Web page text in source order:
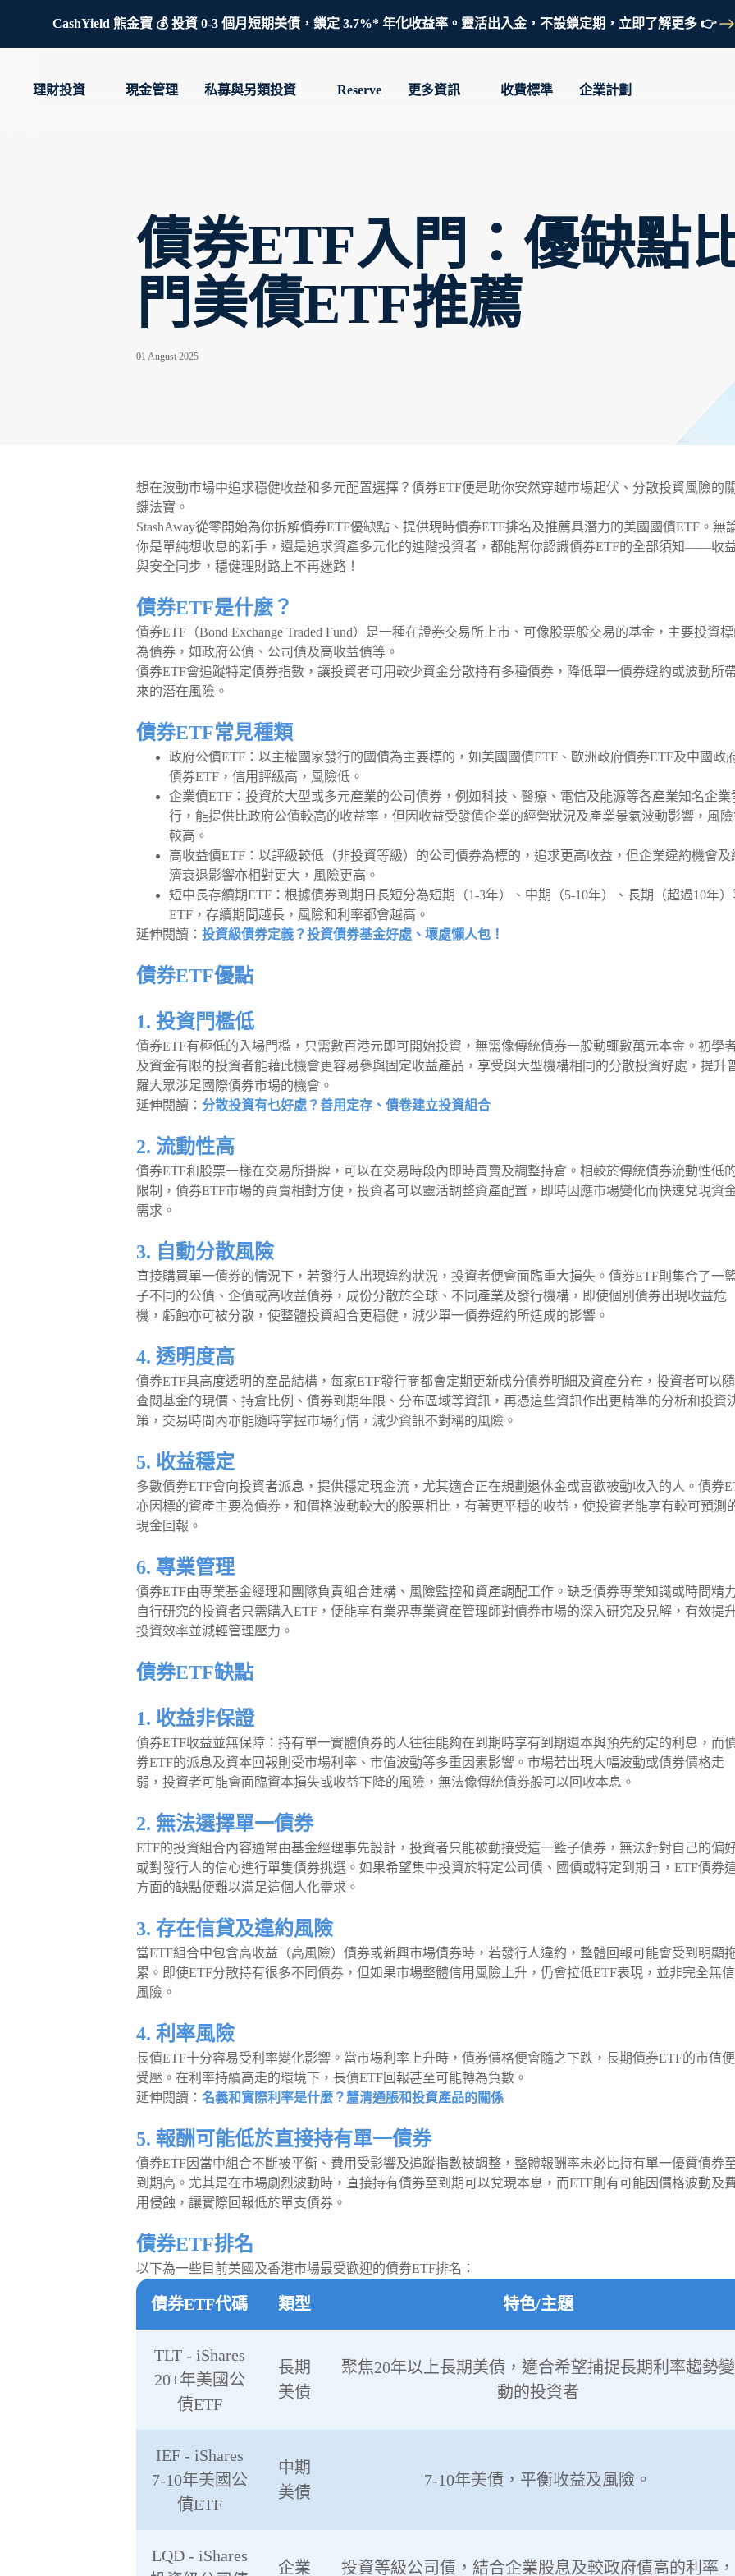
CashYield 熊金寶 💰 投資 0-3 個月短期美債，鎖定 3.7%* 年化收益率。靈活出入金，不設鎖定期，立即了解更多 👉
理財投資 現金管理 私募與另類投資 Reserve 更多資訊 收費標準 企業計劃
債券ETF入門：優缺點
門美債ETF推薦
01 August 2025
想在波動市場中追求穩健收益和多元配置選擇？債券ETF便是助你安然穿越市場起伏、分散投資風險的關
鍵法寶。
StashAway從零開始為你拆解債券ETF優缺點、提供現時債券ETF排名及推薦具潛力的美國國債ETF。無
你是單純想收息的新手，還是追求資產多元化的進階投資者，都能幫你認識債券ETF的全部須知——收
與安全同步，穩健理財路上不再迷路！
債券ETF是什麼？
債券ETF（Bond Exchange Traded Fund）是一種在證券交易所上市、可像股票般交易的基金，主要投資
為債券，如政府公債、公司債及高收益債等。
債券ETF會追蹤特定債券指數，讓投資者可用較少資金分散持有多種債券，降低單一債券違約或波動所
來的潛在風險。
債券ETF常見種類
政府公債ETF：以主權國家發行的國債為主要標的，如美國國債ETF、歐洲政府債券ETF及中國政
債券ETF，信用評級高，風險低。
企業債ETF：投資於大型或多元產業的公司債券，例如科技、醫療、電信及能源等各產業知名企業
行，能提供比政府公債較高的收益率，但因收益受發債企業的經營狀況及產業景氣波動影響，風
較高。
高收益債ETF：以評級較低（非投資等級）的公司債券為標的，追求更高收益，但企業違約機會及
濟衰退影響亦相對更大，風險更高。
短中長存續期ETF：根據債券到期日長短分為短期（1-3年）、中期（5-10年）、長期（超過10年）
ETF，存續期間越長，風險和利率都會越高。
延伸閱讀： 投資級債券定義？投資債券基金好處、壞處懶人包！
債券ETF優點
1. 投資門檻低
債券ETF有極低的入場門檻，只需數百港元即可開始投資，無需像傳統債券一般動輒數萬元本金。初學
及資金有限的投資者能藉此機會更容易參與固定收益產品，享受與大型機構相同的分散投資好處，提升
羅大眾涉足國際債券市場的機會。
延伸閱讀： 分散投資有乜好處？善用定存、債卷建立投資組合
2. 流動性高
債券ETF和股票一樣在交易所掛牌，可以在交易時段內即時買賣及調整持倉。相較於傳統債券流動性低
限制，債券ETF市場的買賣相對方便，投資者可以靈活調整資產配置，即時因應市場變化而快速兌現資
需求。
3. 自動分散風險
直接購買單一債券的情況下，若發行人出現違約狀況，投資者便會面臨重大損失。債券ETF則集合了一
子不同的公債、企債或高收益債券，成份分散於全球、不同產業及發行機構，即使個別債券出現收益危
機，虧蝕亦可被分散，使整體投資組合更穩健，減少單一債券違約所造成的影響。
4. 透明度高
債券ETF具高度透明的產品結構，每家ETF發行商都會定期更新成分債券明細及資產分布，投資者可以
查閱基金的現價、持倉比例、債券到期年限、分布區域等資訊，再憑這些資訊作出更精準的分析和投資
策，交易時間內亦能隨時掌握市場行情，減少資訊不對稱的風險。
5. 收益穩定
多數債券ETF會向投資者派息，提供穩定現金流，尤其適合正在規劃退休金或喜歡被動收入的人。債券
亦因標的資產主要為債券，和價格波動較大的股票相比，有著更平穩的收益，使投資者能享有較可預測
現金回報。
6. 專業管理
債券ETF由專業基金經理和團隊負責組合建構、風險監控和資產調配工作。缺乏債券專業知識或時間精
自行研究的投資者只需購入ETF，便能享有業界專業資產管理師對債券市場的深入研究及見解，有效提
投資效率並減輕管理壓力。
債券ETF缺點
1. 收益非保證
債券ETF收益並無保障：持有單一實體債券的人往往能夠在到期時享有到期還本與預先約定的利息，而
券ETF的派息及資本回報則受市場利率、市值波動等多重因素影響。市場若出現大幅波動或債券價格走
弱，投資者可能會面臨資本損失或收益下降的風險，無法像傳統債券般可以回收本息。
2. 無法選擇單一債券
ETF的投資組合內容通常由基金經理事先設計，投資者只能被動接受這一籃子債券，無法針對自己的偏
或對發行人的信心進行單隻債券挑選。如果希望集中投資於特定公司債、國債或特定到期日，ETF債券
方面的缺點便難以滿足這個人化需求。
3. 存在信貸及違約風險
當ETF組合中包含高收益（高風險）債券或新興市場債券時，若發行人違約，整體回報可能會受到明顯
累。即使ETF分散持有很多不同債券，但如果市場整體信用風險上升，仍會拉低ETF表現，並非完全無
風險。
4. 利率風險
長債ETF十分容易受利率變化影響。當市場利率上升時，債券價格便會隨之下跌，長期債券ETF的市值
受壓。在利率持續高走的環境下，長債ETF回報甚至可能轉為負數。
延伸閱讀： 名義和實際利率是什麼？釐清通脹和投資產品的關係
5. 報酬可能低於直接持有單一債券
債券ETF因當中組合不斷被平衡、費用受影響及追蹤指數被調整，整體報酬率未必比持有單一優質債券
到期高。尤其是在市場劇烈波動時，直接持有債券至到期可以兌現本息，而ETF則有可能因價格波動及
用侵蝕，讓實際回報低於單支債券。
債券ETF排名
以下為一些目前美國及香港市場最受歡迎的債券ETF排名：
債券ETF代碼 類型 特色/主題
TLT - iShares
20+年美國公
債ETF
長期
美債
聚焦20年以上長期美債，適合希望捕捉長期利率趨勢變
動的投資者
IEF - iShares
7-10年美國公
債ETF
中期
美債
7-10年美債，平衡收益及風險。
LQD - iShares
企業 投資等級公司債，結合企業股息及較政府債高的利率，